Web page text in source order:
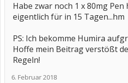
Habe zwar noch 1 x 80mg
eigentlich für in 15 Tagen...hm
PS: Ich bekomme Humira
Hoffe mein Beitrag verstößt
Regeln!
6. Februar 2018